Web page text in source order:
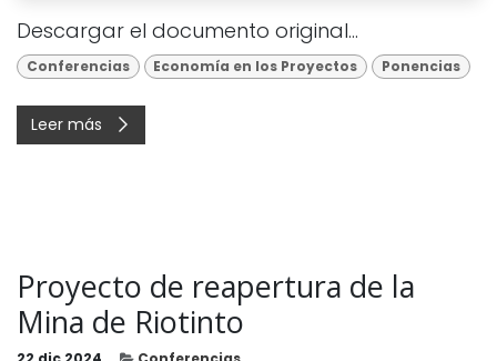
Descargar el documento original...
Conferencias Economía en los Proyectos Ponencias
Leer más
Proyecto de reapertura de la
Mina de Riotinto